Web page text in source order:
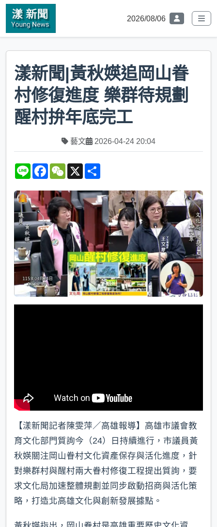
2026/08/06
漾新聞|黃秋媖追岡山眷
村修復進度 樂群待規劃
醒村拚年底完工
藝文 2026-04-24 20:04
L
e
F
e
b
o
o
k
W
h
a
t
X
r
e
【漾新聞記者陳雯萍／高雄報導】高雄市議會教
育文化部門質詢今（24）日持續進行，市議員黃
秋媖關注岡山眷村文化資產保存與活化進度，針
對樂群村與醒村兩大眷村修復工程提出質詢，要
求文化局加速整體規劃並同步啟動招商與活化策
略，打造北高雄文化與創新發展據點。